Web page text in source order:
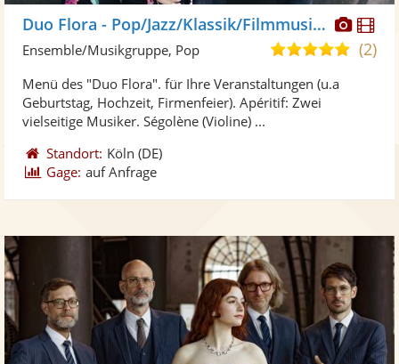
Duo Flora - Pop/Jazz/Klassik/Filmmusik/Chanson
5,0(2)
Ensemble/Musikgruppe, Pop
Menü des "Duo Flora". für Ihre Veranstaltungen (u.a
Geburtstag, Hochzeit, Firmenfeier). Apéritif: Zwei
vielseitige Musiker. Ségolène (Violine) ...
Standort: Köln (DE)
Gage: auf Anfrage